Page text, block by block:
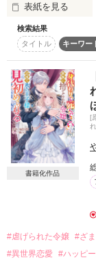
思ってもいない
それから三年……
彼に内緒で双子を
別れたはずの晴
「萌以外の女性と
お願いだ、俺に
懇願するような晴
萌には頷けない
2024.06.06 　end
表紙を見る
双子の姉と母に虐
ある日、姉の身
られてこいと言わ
姉はホストとデ
お見合いで会った
「俺が助ける」
と言われる。
検索結果
タイトル
キーワー
書籍化作品
[
#虐げられた令嬢 #ざ
#異世界恋愛 #ハッピ